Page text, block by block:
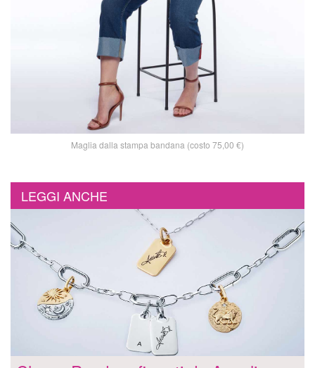
Maglia dalla stampa bandana (costo 75,00 €)
LEGGI ANCHE